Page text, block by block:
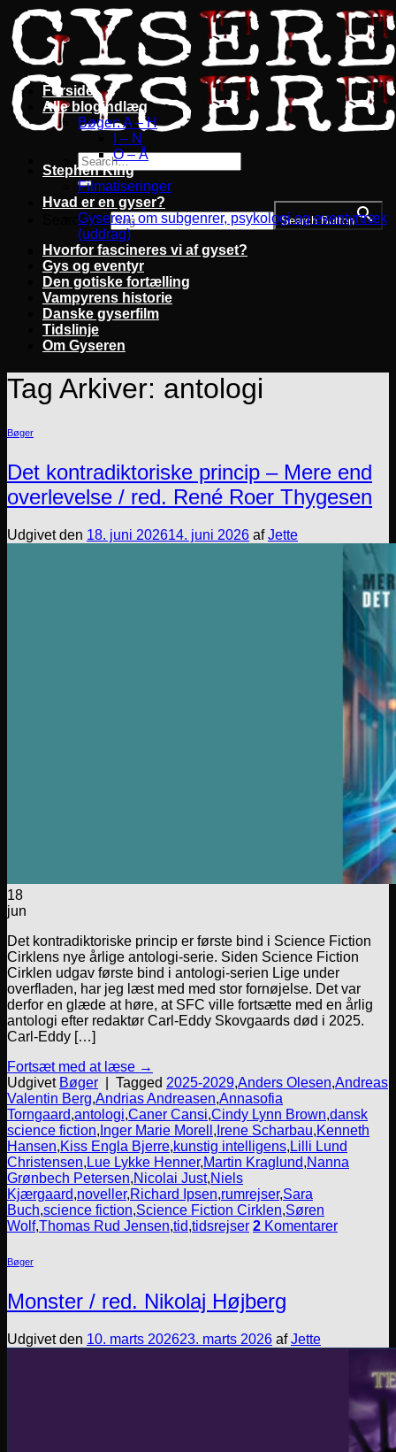
Fortsæt
til
indhold
Search for: Search Button
Forside
Alle blogindlæg
Bøger: A – H
I – N
O – Å
Stephen King
Filmatiseringer
Hvad er en gyser?
Gyseren: om subgenrer, psykologi og eventyrtræk
(uddrag)
Hvorfor fascineres vi af gyset?
Gys og eventyr
Den gotiske fortælling
Vampyrens historie
Danske gyserfilm
Tidslinje
Om Gyseren
Tag Arkiver: antologi
Bøger
Det kontradiktoriske princip – Mere end
overlevelse / red. René Roer Thygesen
Udgivet den 18. juni 202614. juni 2026 afJette
18
jun
Det kontradiktoriske princip er første bind i Science Fiction
Cirklens nye årlige antologi-serie. Siden Science Fiction
Cirklen udgav første bind i antologi-serien Lige under
overfladen, har jeg læst med med stor fornøjelse. Det var
derfor en glæde at høre, at SFC ville fortsætte med en årlig
antologi efter redaktør Carl-Eddy Skovgaards død i 2025.
Carl-Eddy […]
Fortsæt med at læse →
Udgivet Bøger Tagged 2025-2029,Anders Olesen,Andreas
Valentin Berg,Andrias Andreasen,Annasofia
Torngaard,antologi,Caner Cansi,Cindy Lynn Brown,dansk
science fiction, Inger Marie Morell , Irene Scharbau,Kenneth
Hansen,Kiss Engla Bjerre,kunstig intelligens, Lilli Lund
Christensen, Lue Lykke Henner,Martin Kraglund,Nanna
Grønbech Petersen,Nicolai Just,Niels
Kjærgaard,noveller,Richard Ipsen,rumrejser,Sara
Buch,science fiction,Science Fiction Cirklen,Søren
Wolf,Thomas Rud Jensen,tid,tidsrejser 2 Komentarer
Bøger
Monster / red. Nikolaj Højberg
Udgivet den 10. marts 202623. marts 2026 afJette